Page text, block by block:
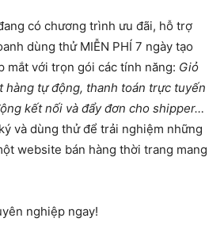
có chương trình ưu đãi, hỗ trợ
dùng thử MIỄN PHÍ 7 ngày tạo
mắt với trọn gói các tính năng: Giỏ
hàng tự động, thanh toán trực tuyến
kết nối và đẩy đơn cho shipper…
và dùng thử để trải nghiệm những
website bán hàng thời trang mang
nghiệp ngay!